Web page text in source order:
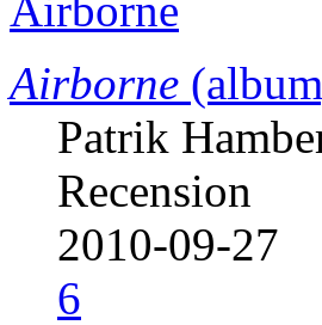
Airborne
Patrik
Recension
2010-09-27
6